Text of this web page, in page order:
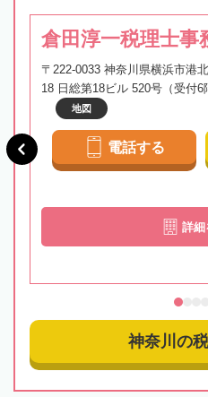
倉田淳一税理士事
〒222-0033 神奈川県横浜市港
18 日総第18ビル 520号（受付6
地図
電話する
詳細
神奈川の